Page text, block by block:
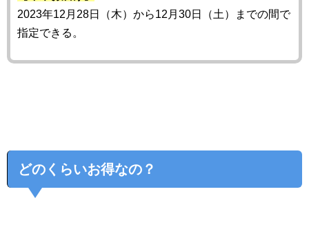
2023年12月28日（木）から12月30日（土）までの間で
指定できる。
どのくらいお得なの？